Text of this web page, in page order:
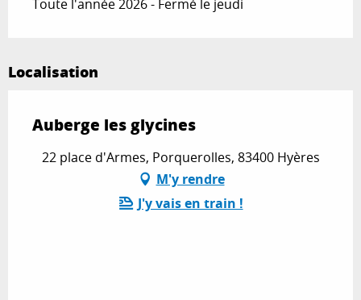
Toute l'année 2026 - Fermé le jeudi
Localisation
Auberge les glycines
22 place d'Armes, Porquerolles, 83400 Hyères
M'y rendre
J'y vais en train !